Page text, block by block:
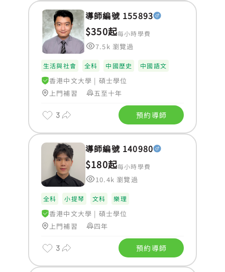
導師編號 155893
$350起每小時學費
7.5k 瀏覽過
生活與社會 全科 中國歷史 中國語文
香港中文大學 | 碩士學位
上門補習
五至十年
3 預約導師
導師編號 140980
$180起每小時學費
10.4k 瀏覽過
全科 小提琴 文科 樂理
香港中文大學 | 碩士學位
上門補習
四年
3 預約導師